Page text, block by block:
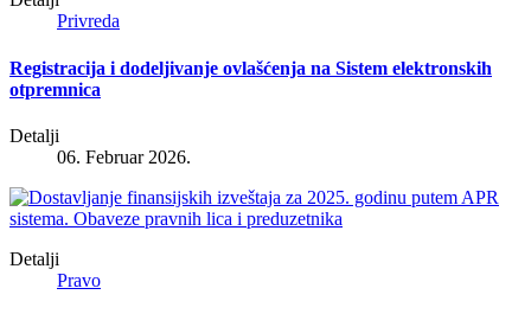
Privreda
Registracija i dodeljivanje ovlašćenja na Sistem elektronskih
otpremnica
Detalji
06. Februar 2026.
Detalji
Pravo